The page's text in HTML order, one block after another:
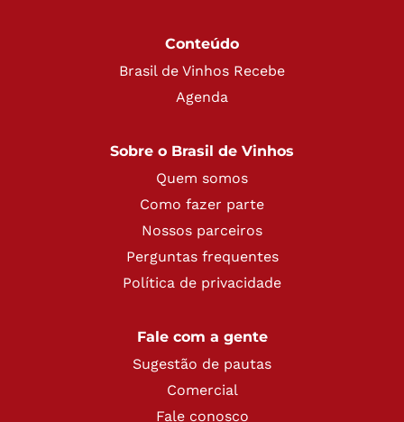
Conteúdo
Brasil de Vinhos Recebe
Agenda
Sobre o Brasil de Vinhos
Quem somos
Como fazer parte
Nossos parceiros
Perguntas frequentes
Política de privacidade
Fale com a gente
Sugestão de pautas
Comercial
Fale conosco